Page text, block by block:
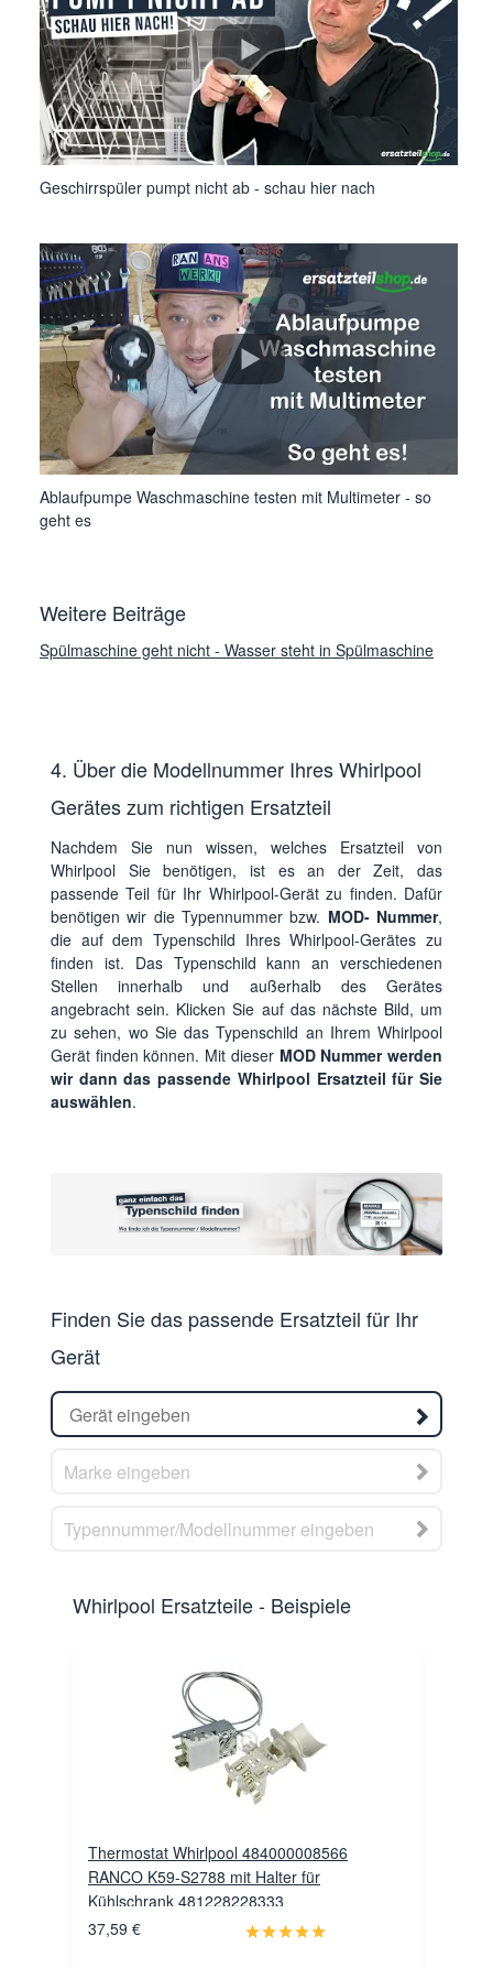
Geschirrspüler pumpt nicht ab - schau hier nach
Ablaufpumpe Waschmaschine testen mit Multimeter - so
geht es
Weitere Beiträge
Spülmaschine geht nicht - Wasser steht in Spülmaschine
4. Über die Modellnummer Ihres Whirlpool
Gerätes zum richtigen Ersatzteil
Nachdem Sie nun wissen, welches Ersatzteil von
Whirlpool Sie benötigen, ist es an der Zeit, das
passende Teil für Ihr Whirlpool-Gerät zu finden. Dafür
benötigen wir die Typennummer bzw. MOD- Nummer,
die auf dem Typenschild Ihres Whirlpool-Gerätes zu
finden ist. Das Typenschild kann an verschiedenen
Stellen innerhalb und außerhalb des Gerätes
angebracht sein. Klicken Sie auf das nächste Bild, um
zu sehen, wo Sie das Typenschild an Ihrem Whirlpool
Gerät finden können. Mit dieser MOD Nummer werden
wir dann das passende Whirlpool Ersatzteil für Sie
auswählen.
Finden Sie das passende Ersatzteil für Ihr
Gerät
Whirlpool Ersatzteile - Beispiele
Thermostat Whirlpool 484000008566
RANCO K59-S2788 mit Halter für
Kühlschrank 481228228333
37,59 €